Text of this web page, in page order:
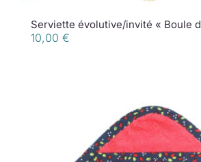
Serviette évolutive/invité « Boule
10,00 €